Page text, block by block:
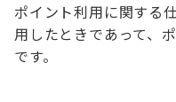
ポイント利用に関する
用したときであって、
です。